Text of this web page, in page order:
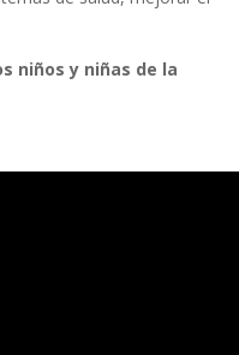
niños y niñas de la